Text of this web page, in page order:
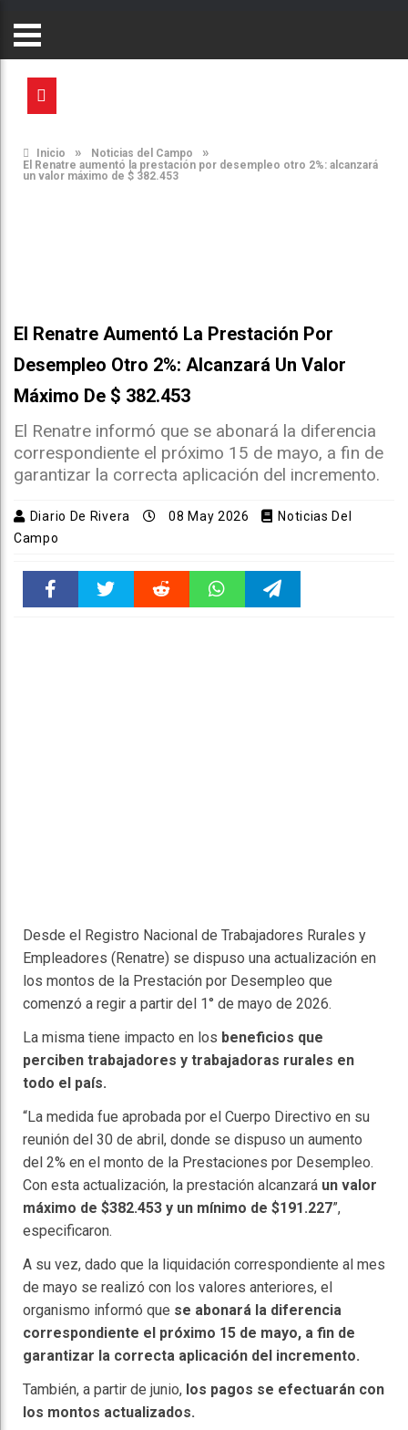
Inicio » Noticias del Campo »
El Renatre aumentó la prestación por desempleo otro 2%: alcanzará
un valor máximo de $ 382.453
El Renatre Aumentó La Prestación Por
Desempleo Otro 2%: Alcanzará Un Valor
Máximo De $ 382.453
El Renatre informó que se abonará la diferencia
correspondiente el próximo 15 de mayo, a fin de
garantizar la correcta aplicación del incremento.
Diario De Rivera 08 May 2026
Noticias Del
Campo
Desde el Registro Nacional de Trabajadores Rurales y
Empleadores (Renatre) se dispuso una actualización en
los montos de la Prestación por Desempleo que
comenzó a regir a partir del 1° de mayo de 2026.
La misma tiene impacto en los beneficios que
perciben trabajadores y trabajadoras rurales en
todo el país.
“La medida fue aprobada por el Cuerpo Directivo en su
reunión del 30 de abril, donde se dispuso un aumento
del 2% en el monto de la Prestaciones por Desempleo.
Con esta actualización, la prestación alcanzará un valor
máximo de $382.453 y un mínimo de $191.227”,
especificaron.
A su vez, dado que la liquidación correspondiente al mes
de mayo se realizó con los valores anteriores, el
organismo informó que se abonará la diferencia
correspondiente el próximo 15 de mayo, a fin de
garantizar la correcta aplicación del incremento.
También, a partir de junio, los pagos se efectuarán con
los montos actualizados.